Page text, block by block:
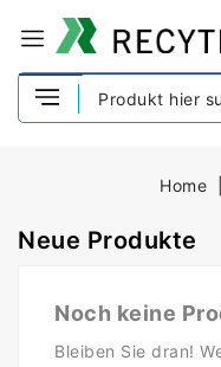
Home
Neue Produkte
Noch keine
Bleiben Sie dran!